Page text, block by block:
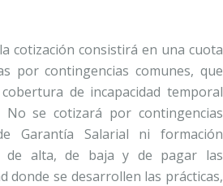
cotización consistirá en una cuota
por contingencias comunes, que
de incapacidad temporal
No se cotizará por contingencias
Garantía Salarial ni formación
de alta, de baja y de pagar las
donde se desarrollen las prácticas,